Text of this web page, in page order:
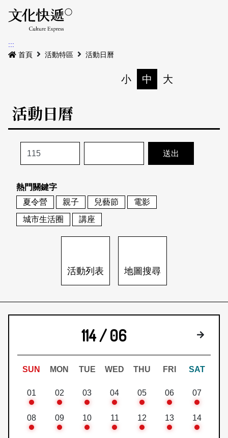
最新公告
本期專題
歷史專題
活動特區
活動列表
地圖搜尋
關於我們
關於我們
刊物索取地點
會員基本資料
刊登活動
網站導覽 English
日本語 登入/註冊
:::
首頁
活動特區 活動日曆
小 中 大
活動日曆
熱門關鍵字
夏令營
親子 兒藝節
電影
城市生活圈
講座
活動列表 地圖搜尋
114 / 06 下個月
SUN MON TUE WED THU FRI SAT
01 02 03 04 05 06 07
08 09 10 11 12 13 14